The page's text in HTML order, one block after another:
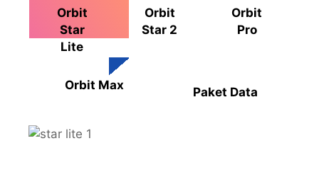
Orbit
Star
Lite
Orbit
Star 2
Orbit
Pro
Orbit Max Paket Data